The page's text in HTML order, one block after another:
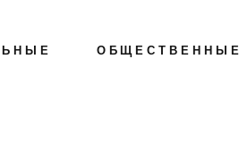
ОБЩЕСТВЕННЫЕ